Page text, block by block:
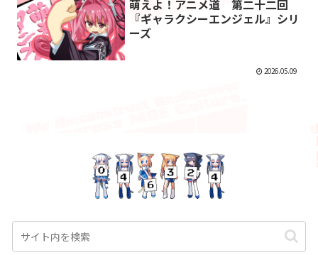
萌えよ！アニメ道 第二十二回
『ギャラクシーエンジェル』シリ
ーズ
2026.05.09